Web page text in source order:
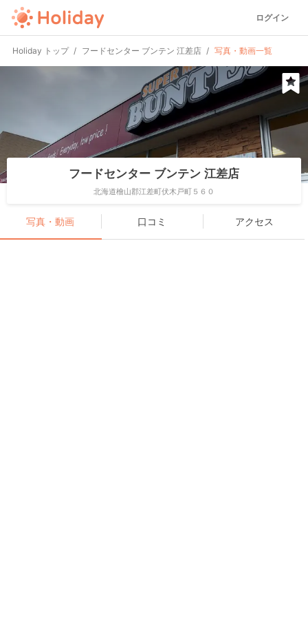
ログイン
Holiday トップ フードセンター ブンテン 江差店 写真・動画一覧
フードセンター ブンテン 江差店
北海道檜山郡江差町伏木戸町５６０
写真・動画 口コミ アクセス